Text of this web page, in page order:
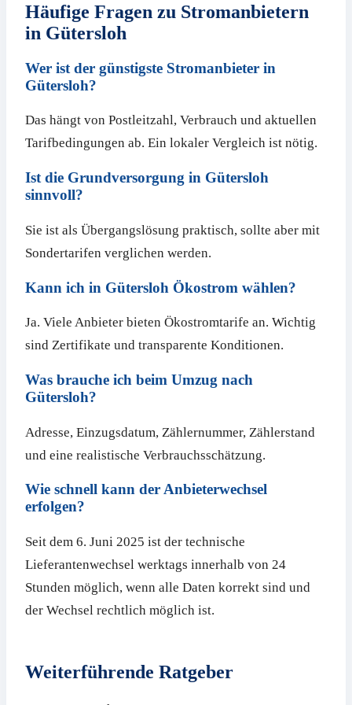
Häufige Fragen zu Stromanbietern
in Gütersloh
Wer ist der günstigste Stromanbieter in
Gütersloh?
Das hängt von Postleitzahl, Verbrauch und aktuellen
Tarifbedingungen ab. Ein lokaler Vergleich ist nötig.
Ist die Grundversorgung in Gütersloh
sinnvoll?
Sie ist als Übergangslösung praktisch, sollte aber mit
Sondertarifen verglichen werden.
Kann ich in Gütersloh Ökostrom wählen?
Ja. Viele Anbieter bieten Ökostromtarife an. Wichtig
sind Zertifikate und transparente Konditionen.
Was brauche ich beim Umzug nach
Gütersloh?
Adresse, Einzugsdatum, Zählernummer, Zählerstand
und eine realistische Verbrauchsschätzung.
Wie schnell kann der Anbieterwechsel
erfolgen?
Seit dem 6. Juni 2025 ist der technische
Lieferantenwechsel werktags innerhalb von 24
Stunden möglich, wenn alle Daten korrekt sind und
der Wechsel rechtlich möglich ist.
Weiterführende Ratgeber